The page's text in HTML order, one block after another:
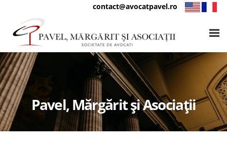
contact@avocatpavel.ro
Pavel, Mărgărit și Asociații